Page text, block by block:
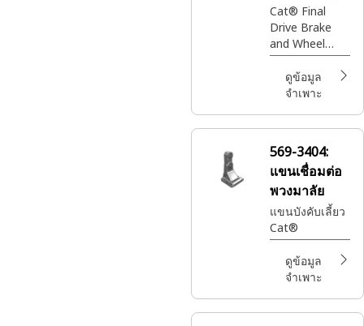
ล้อ
Cat® Final
Drive Brake
and Wheel
Group
integrates
braking and
components
wheel
movement
and ensure
reliable
operation
ดูข้อมูล
จำเพาะ
569-3404:
แขนเชื่อมต่อ
พวงมาลัย
แขนบังคับเลี้ยว
Cat®
ดูข้อมูล
จำเพาะ